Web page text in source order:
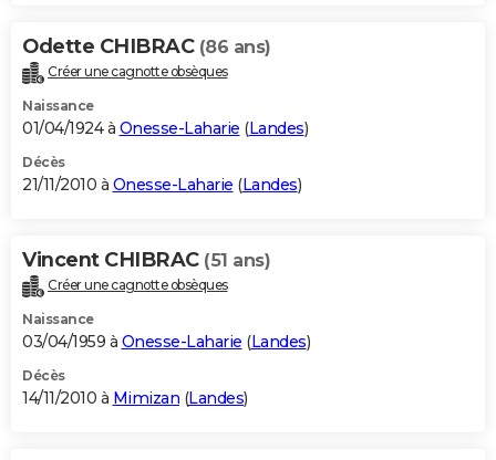
Odette CHIBRAC (86 ans)
Créer une cagnotte obsèques
Naissance
01/04/1924 à Onesse-Laharie (Landes)
Décès
21/11/2010 à Onesse-Laharie (Landes)
Vincent CHIBRAC (51 ans)
Créer une cagnotte obsèques
Naissance
03/04/1959 à Onesse-Laharie (Landes)
Décès
14/11/2010 à Mimizan (Landes)